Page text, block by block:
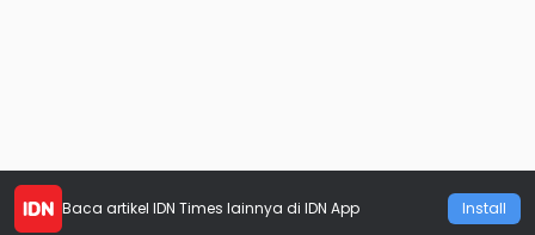
Baca artikel IDN Times lainnya di IDN App Install